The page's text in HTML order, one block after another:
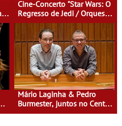
Cine-Concerto "Star Wars: O
Regresso de Jedi / Orquestra
Gulbenkian"
Mário Laginha & Pedro
Burmester, juntos no Centro
Cultural Vila Flor em